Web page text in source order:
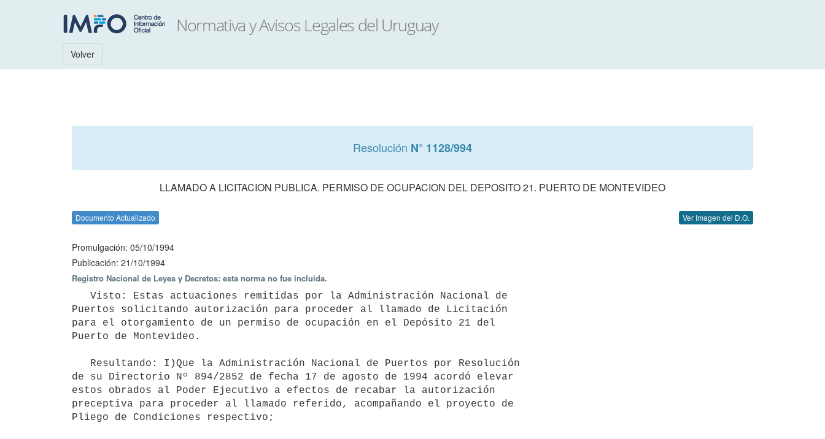
Volver
Resolución N° 1128/994
LLAMADO A LICITACION PUBLICA. PERMISO DE OCUPACION DEL DEPOSITO 21. PUERTO DE MONTEVIDEO
Documento Actualizado Ver Imagen del D.O.
Promulgación: 05/10/1994
Publicación: 21/10/1994
Registro Nacional de Leyes y Decretos: esta norma no fue incluida.
Puertos solicitando autorización para proceder al llamado de Licitación
para el otorgamiento de un permiso de ocupación en el Depósito 21 del
Puerto de Montevideo.
de su Directorio Nº 894/2852 de fecha 17 de agosto de 1994 acordó elevar
estos obrados al Poder Ejecutivo a efectos de recabar la autorización
preceptiva para proceder al llamado referido, acompañando el proyecto de
Pliego de Condiciones respectivo;